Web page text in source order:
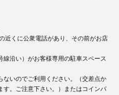
近くに公衆電話があり、その前がお店
沿い）がお客様専用の駐車スペース
ないのでご利用ください。（交差点か
す。ご注意下さい。）またはコインパ